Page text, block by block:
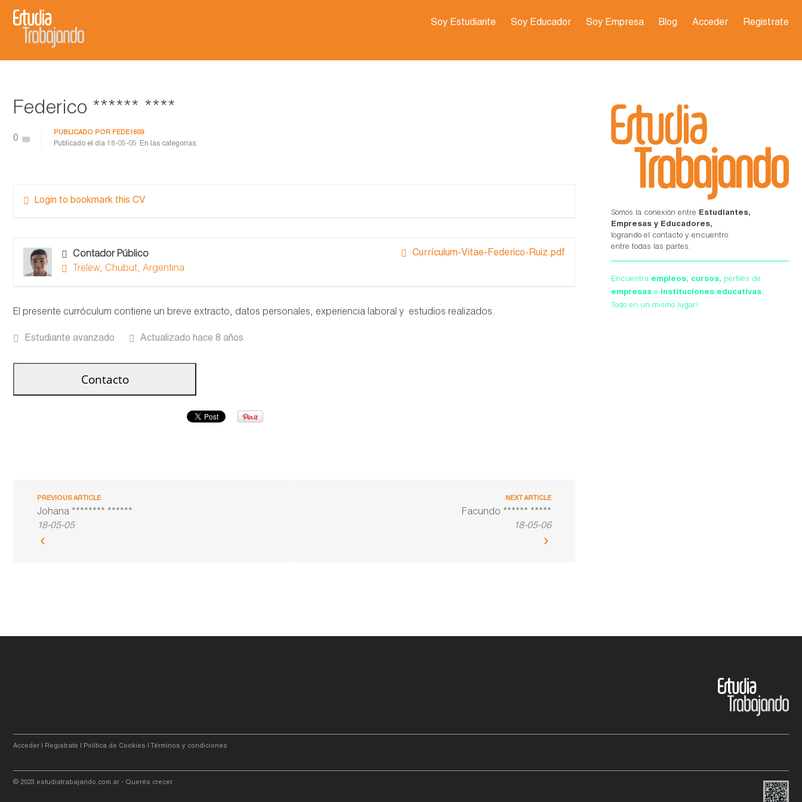
Soy Estudiante Soy Educador Soy Empresa Blog Acceder Registrate
Federico ****** ****
0
PUBLICADO POR FEDE1609
Publicado el día 18-05-05 En las categorías:
Login to bookmark this CV
Currículum-Vitae-Federico-Ruiz.pdf
Contador Público
Trelew, Chubut, Argentina
El presente curróculum contiene un breve extracto, datos personales, experiencia laboral y estudios realizados.
Estudiante avanzado Actualizado hace 8 años
PREVIOUS ARTICLE
Johana ******** ******
18-05-05
NEXT ARTICLE
Facundo ****** *****
18-05-06
Somos la conexión entre Estudiantes,
Empresas y Educadores,
logrando el contacto y encuentro
entre todas las partes.
Encuentra empleos, cursos, perfiles de
empresas e instituciones educativas.
Todo en un mismo lugar!
Acceder Registrate Política de Cookies Términos y condiciones
© 2023 estudiatrabajando.com.ar - Querés crecer.